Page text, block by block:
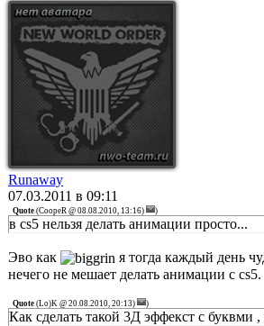
Runawаy
07.03.2011 в 09:11
Quote (CoopeR @ 08.08.2010, 13:16) )
в cs5 нельзя делать анимации просто...
Эво как
я тогда каждый день
нечего не мешает делать анимации с cs5.
Quote (Lo)K @ 20.08.2010, 20:13) )
Как сделать такой 3Д эффекст с буквми ,